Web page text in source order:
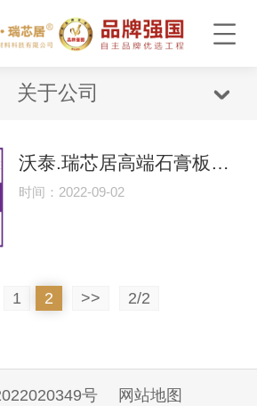
关于公司
沃泰.瑞芯居高端石膏板品牌石膏板展示
时间：2022-09-02
1 2 >> 2/2
号 网站地图